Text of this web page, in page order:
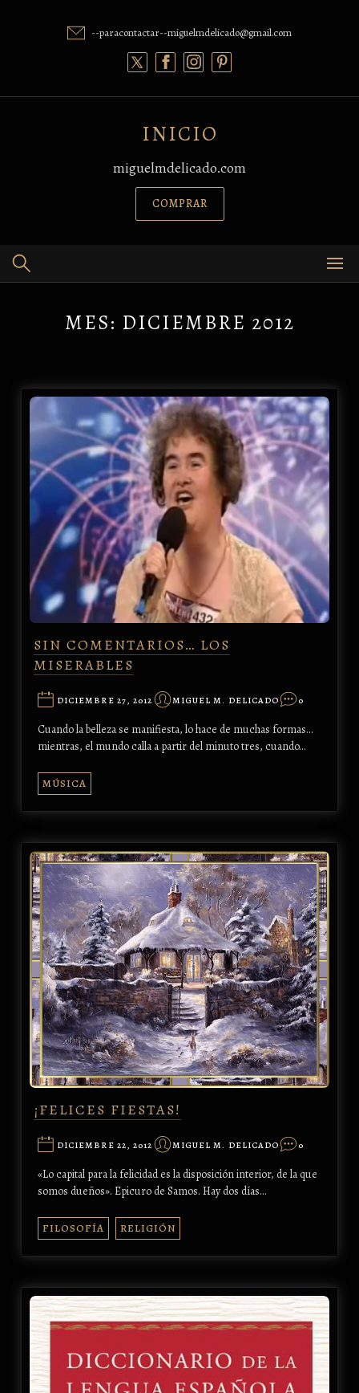
--paracontactar--miguelmdelicado@gmail.com
INICIO
miguelmdelicado.com
COMPRAR
MES: DICIEMBRE 2012
SIN COMENTARIOS… LOS
MISERABLES
DICIEMBRE 27, 2012 MIGUEL M. DELICADO 0
Cuando la belleza se manifiesta, lo hace de muchas formas...
mientras, el mundo calla a partir del minuto tres, cuando…
MÚSICA
¡FELICES FIESTAS!
DICIEMBRE 22, 2012 MIGUEL M. DELICADO 0
«Lo capital para la felicidad es la disposición interior, de la que
somos dueños». Epicuro de Samos. Hay dos días…
FILOSOFÍA RELIGIÓN